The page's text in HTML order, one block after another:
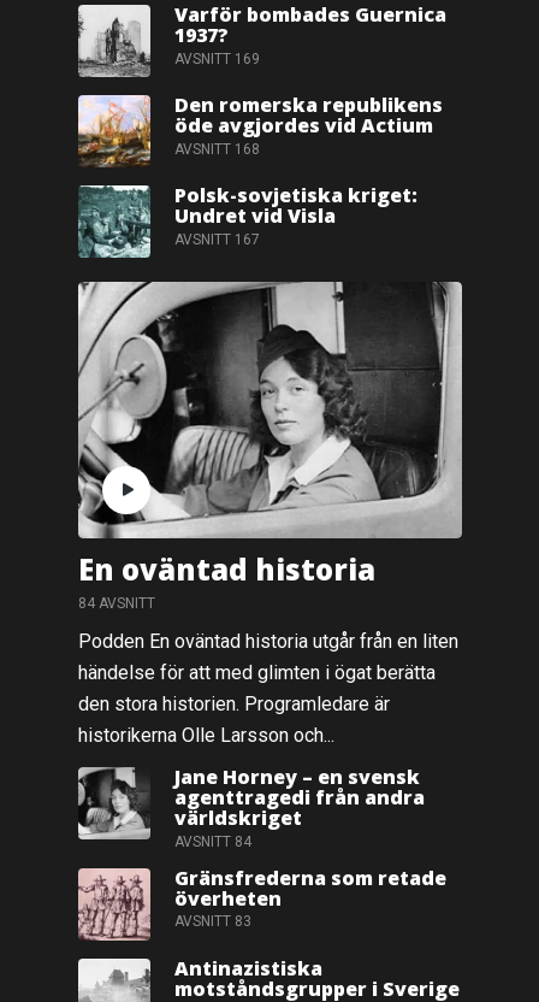
Varför bombades Guernica
1937?
AVSNITT 169
Den romerska republikens
öde avgjordes vid Actium
AVSNITT 168
Polsk-sovjetiska kriget:
Undret vid Visla
AVSNITT 167
En oväntad historia
84 AVSNITT
Podden En oväntad historia utgår från en liten
händelse för att med glimten i ögat berätta
den stora historien. Programledare är
historikerna Olle Larsson och...
Jane Horney – en svensk
agenttragedi från andra
världskriget
AVSNITT 84
Gränsfrederna som retade
överheten
AVSNITT 83
Antinazistiska
motståndsgrupper i Sverige